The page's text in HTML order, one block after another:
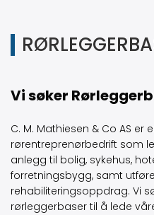
Vi søker
C. M. Mathiesen & Co AS er
rørentreprenørbedrift som
anlegg til bolig, sykehus,
forretningsbygg, samt
rehabiliteringsoppdrag. Vi
rørleggerbaser til å lede